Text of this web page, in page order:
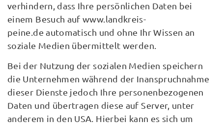
verhindern, dass Ihre persönlichen Daten bei
einem Besuch auf www.landkreis-
peine.de automatisch und ohne Ihr Wissen an
soziale Medien übermittelt werden.
Bei der Nutzung der sozialen Medien speichern
die Unternehmen während der Inanspruchnahme
dieser Dienste jedoch Ihre personenbezogenen
Daten und übertragen diese auf Server, unter
anderem in den USA. Hierbei kann es sich um